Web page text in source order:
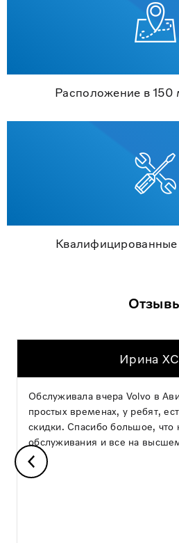
Расположение в 150
Квалифицированные
Ирина
Обслуживала вчера Volvo в
простых временах, у ребят,
скидки. Спасибо большое, что
обслуживания и все на